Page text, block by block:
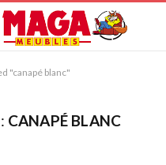
"canapé blanc"
CANAPÉ BLANC